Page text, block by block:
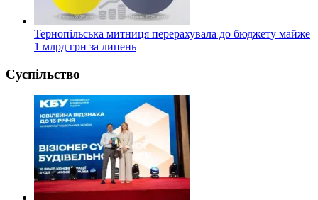
Тернопільська митниця перерахувала до бюджету майже
1 млрд грн за липень
Суспільство